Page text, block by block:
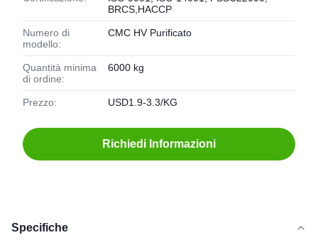
BRCS,HACCP
Numero di
modello:
CMC HV Purificato
Quantità minima
di ordine:
6000 kg
Prezzo: USD1.9-3.3/KG
Richiedi Informazioni
Specifiche